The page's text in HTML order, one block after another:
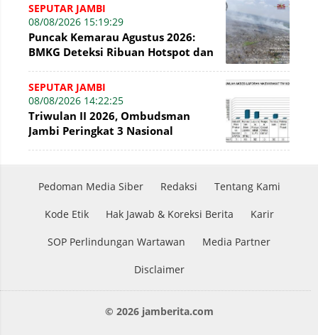
SEPUTAR JAMBI
08/08/2026 15:19:29
Puncak Kemarau Agustus 2026:
BMKG Deteksi Ribuan Hotspot dan
SEPUTAR JAMBI
08/08/2026 14:22:25
Triwulan II 2026, Ombudsman
Jambi Peringkat 3 Nasional
Pedoman Media Siber Redaksi Tentang Kami
Kode Etik Hak Jawab & Koreksi Berita Karir
SOP Perlindungan Wartawan Media Partner
Disclaimer
© 2026 jamberita.com